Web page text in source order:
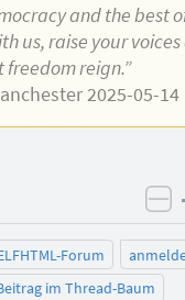
and the best
us, raise your
reign.”
2025-05-14
Forum
im Thread-Baum